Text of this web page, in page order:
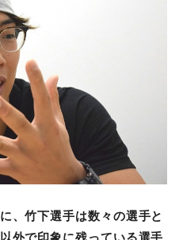
竹下選手は数々の選手と